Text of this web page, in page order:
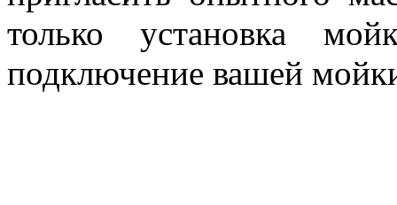
только установка
подключение вашей